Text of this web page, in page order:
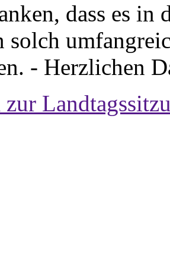
dass es
solch
- Herzlichen